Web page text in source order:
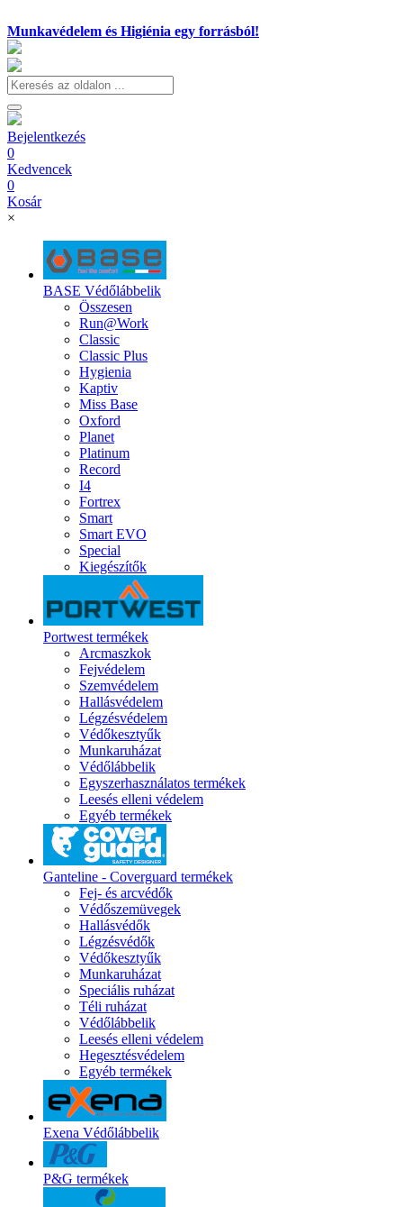
Munkavédelem és Higiénia egy forrásból!
Bejelentkezés
0
Kedvencek
0
Kosár
×
BASE Védőlábbelik
Összesen
Run@Work
Classic
Classic Plus
Hygienia
Kaptiv
Miss Base
Oxford
Planet
Platinum
Record
I4
Fortrex
Smart
Smart EVO
Special
Kiegészítők
Portwest termékek
Arcmaszkok
Fejvédelem
Szemvédelem
Hallásvédelem
Légzésvédelem
Védőkesztyűk
Munkaruházat
Védőlábbelik
Egyszerhasználatos termékek
Leesés elleni védelem
Egyéb termékek
Ganteline - Coverguard termékek
Fej- és arcvédők
Védőszemüvegek
Hallásvédők
Légzésvédők
Védőkesztyűk
Munkaruházat
Speciális ruházat
Téli ruházat
Védőlábbelik
Leesés elleni védelem
Hegesztésvédelem
Egyéb termékek
Exena Védőlábbelik
P&G termékek